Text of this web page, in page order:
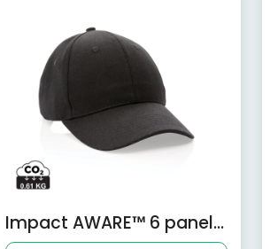
Impact AWARE™ 6 panel 280gr gerecycled katoenen cap